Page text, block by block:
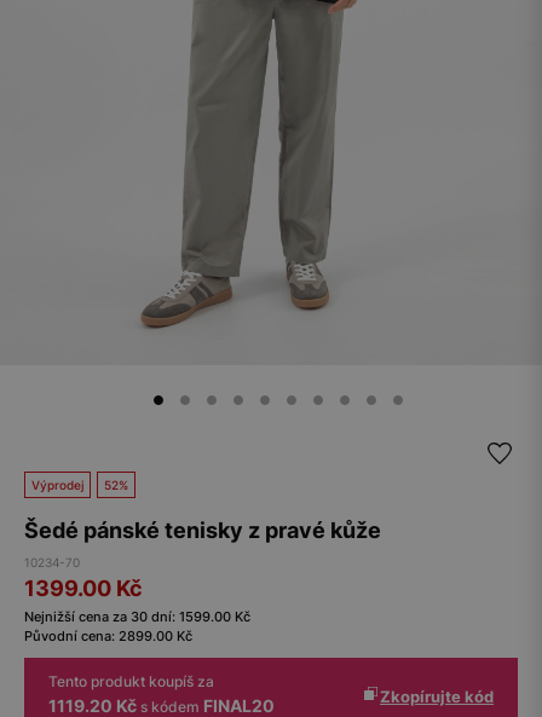
Výprodej 52%
Šedé pánské tenisky z pravé kůže
10234-70
1399.00 Kč
Nejnižší cena za 30 dní: 1599.00 Kč
Původní cena: 2899.00 Kč
Tento produkt koupíš za
1119.20 Kč s kódem FINAL20 Zkopírujte kód